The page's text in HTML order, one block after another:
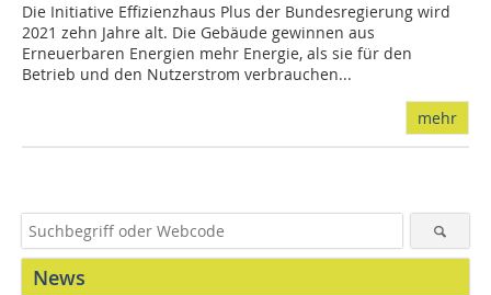
Die Initiative Effizienzhaus Plus der Bundesregierung wird
2021 zehn Jahre alt. Die Gebäude gewinnen aus
Erneuerbaren Energien mehr Energie, als sie für den
Betrieb und den Nutzerstrom verbrauchen...
mehr
News